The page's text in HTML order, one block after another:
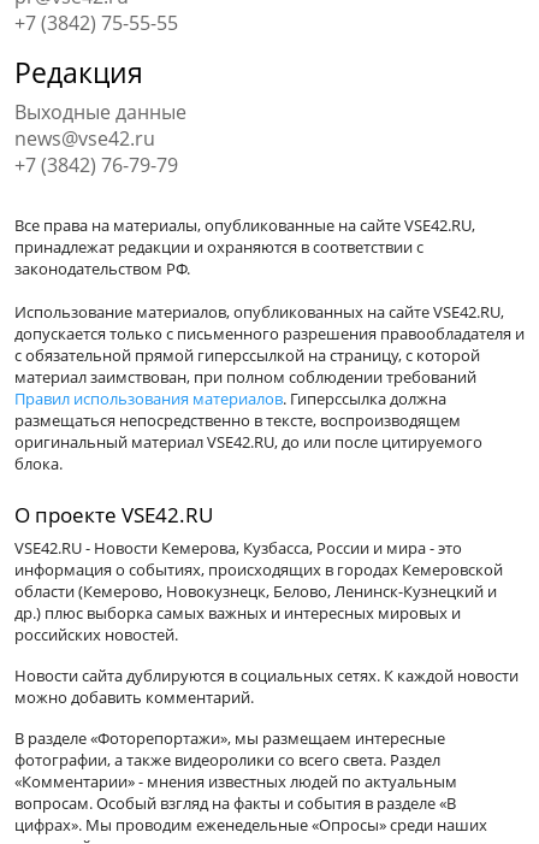
+7 (3842) 75-55-55
Редакция
Выходные данные
news@vse42.ru
+7 (3842) 76-79-79
Все права на материалы, опубликованные на сайте VSE42.RU,
принадлежат редакции и охраняются в соответствии с
законодательством РФ.
Использование материалов, опубликованных на сайте VSE42.RU,
допускается только с письменного разрешения правообладателя и
с обязательной прямой гиперссылкой на страницу, с которой
материал заимствован, при полном соблюдении требований
Правил использования материалов. Гиперссылка должна
размещаться непосредственно в тексте, воспроизводящем
оригинальный материал VSE42.RU, до или после цитируемого
блока.
О проекте VSE42.RU
VSE42.RU - Новости Кемерова, Кузбасса, России и мира - это
информация о событиях, происходящих в городах Кемеровской
области (Кемерово, Новокузнецк, Белово, Ленинск-Кузнецкий и
др.) плюс выборка самых важных и интересных мировых и
российских новостей.
Новости сайта дублируются в социальных сетях. К каждой новости
можно добавить комментарий.
В разделе «Фоторепортажи», мы размещаем интересные
фотографии, а также видеоролики со всего света. Раздел
«Комментарии» - мнения известных людей по актуальным
вопросам. Особый взгляд на факты и события в разделе «В
цифрах». Мы проводим еженедельные «Опросы» среди наших